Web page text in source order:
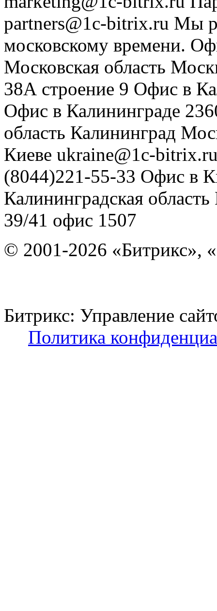
partners@1c-bitrix.ru Мы
московскому времени.
Московская область
38А строение 9 Офис в
Офис в Калининграде
область Калининград
Киеве ukraine@1c-
(8044)221-55-33 Офис в
Калининградская область
39/41 офис 1507
© 2001-2026 «Битрикс»,
Битрикс: Управление
Политика